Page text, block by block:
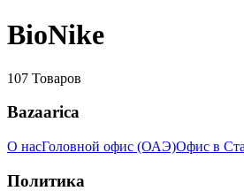
BioNike
107 Товаров
Bazaarica
О насГоловной офис (ОАЭ)Офис в
Политика